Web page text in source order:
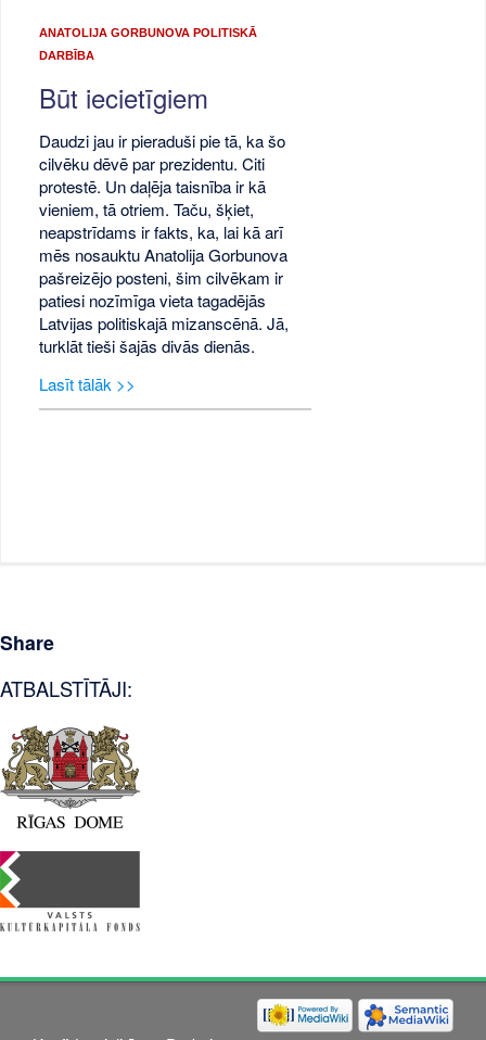
ANATOLIJA GORBUNOVA POLITISKĀ
DARBĪBA
Būt iecietīgiem
Daudzi jau ir pieraduši pie tā, ka šo
cilvēku dēvē par prezidentu. Citi
protestē. Un daļēja taisnība ir kā
vieniem, tā otriem. Taču, šķiet,
neapstrīdams ir fakts, ka, lai kā arī
mēs nosauktu Anatolija Gorbunova
pašreizējo posteni, šim cilvēkam ir
patiesi nozīmīga vieta tagadējās
Latvijas politiskajā mizanscēnā. Jā,
turklāt tieši šajās divās dienās.
Lasīt tālāk >>
Share
ATBALSTĪTĀJI: